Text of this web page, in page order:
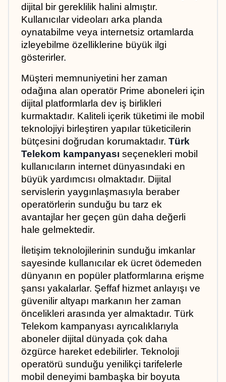
dijital bir gereklilik halini almıştır.
Kullanıcılar videoları arka planda
oynatabilme veya internetsiz ortamlarda
izleyebilme özelliklerine büyük ilgi
gösterirler.
Müşteri memnuniyetini her zaman
odağına alan operatör Prime aboneleri için
dijital platformlarla dev iş birlikleri
kurmaktadır. Kaliteli içerik tüketimi ile mobil
teknolojiyi birleştiren yapılar tüketicilerin
bütçesini doğrudan korumaktadır. Türk
Telekom kampanyası seçenekleri mobil
kullanıcıların internet dünyasındaki en
büyük yardımcısı olmaktadır. Dijital
servislerin yaygınlaşmasıyla beraber
operatörlerin sunduğu bu tarz ek
avantajlar her geçen gün daha değerli
hale gelmektedir.
İletişim teknolojilerinin sunduğu imkanlar
sayesinde kullanıcılar ek ücret ödemeden
dünyanın en popüler platformlarına erişme
şansı yakalarlar. Şeffaf hizmet anlayışı ve
güvenilir altyapı markanın her zaman
öncelikleri arasında yer almaktadır. Türk
Telekom kampanyası ayrıcalıklarıyla
aboneler dijital dünyada çok daha
özgürce hareket edebilirler. Teknoloji
operatörü sunduğu yenilikçi tarifelerle
mobil deneyimi bambaşka bir boyuta